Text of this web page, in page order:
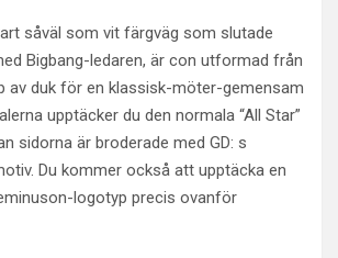
såväl som vit färgväg som slutade
Bigbang-ledaren, är con utformad från
av duk för en klassisk-möter-gemensam
upptäcker du den normala “All Star”
sidorna är broderade med GD: s
Du kommer också att upptäcka en
logotyp precis ovanför